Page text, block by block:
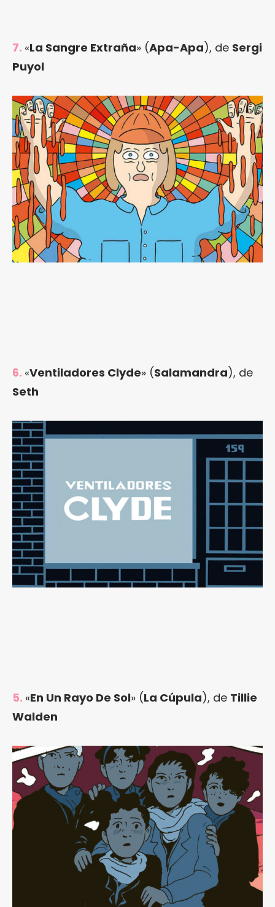
7. «La Sangre Extraña» (Apa-Apa), de Sergi
Puyol
6. «Ventiladores Clyde» (Salamandra), de
Seth
5. «En Un Rayo De Sol» (La Cúpula), de Tillie
Walden